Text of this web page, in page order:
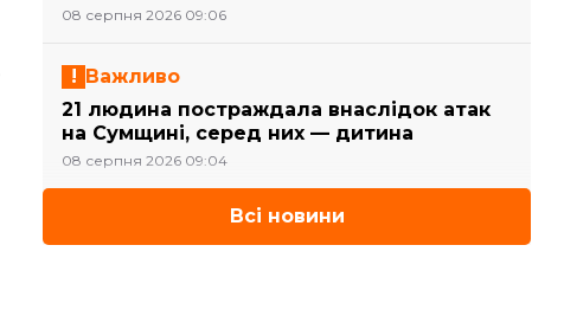
08 серпня 2026 09:06
Важливо
21 людина постраждала внаслідок атак
на Сумщині, серед них — дитина
08 серпня 2026 09:04
Всі новини